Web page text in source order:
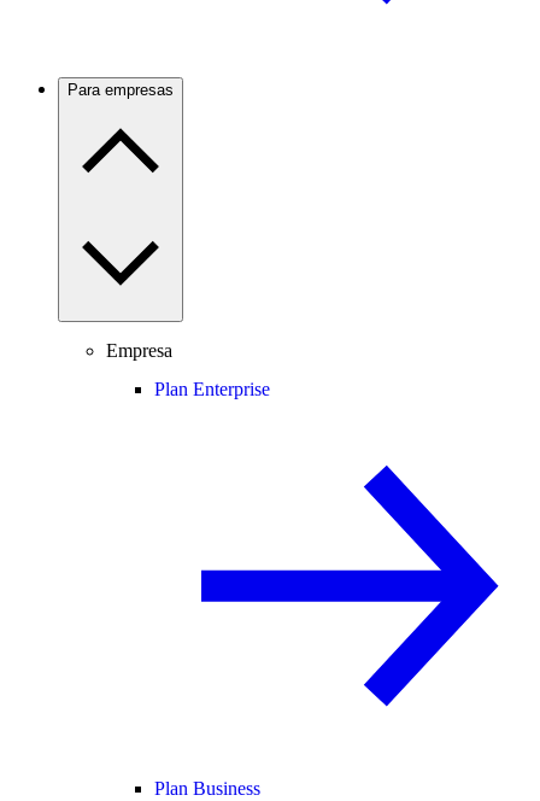
Para empresas
Empresa
Plan Enterprise
Plan Business